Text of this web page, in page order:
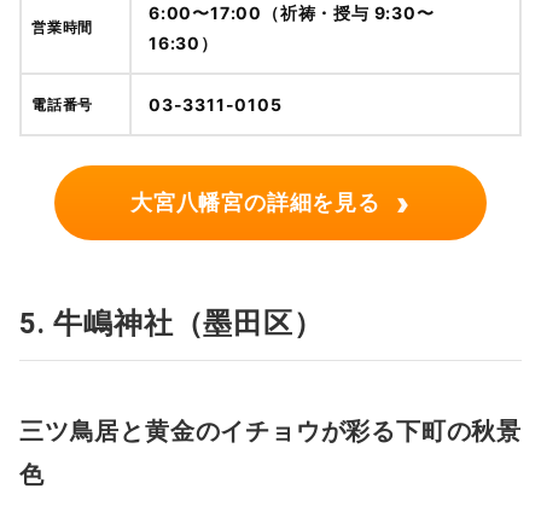
営業時間
6:00〜17:00（祈祷・授与 9:30〜
16:30）
電話番号 03-3311-0105
大宮八幡宮の詳細を見る ›
5. 牛嶋神社（墨田区）
三ツ鳥居と黄金のイチョウが彩る下町の秋景
色